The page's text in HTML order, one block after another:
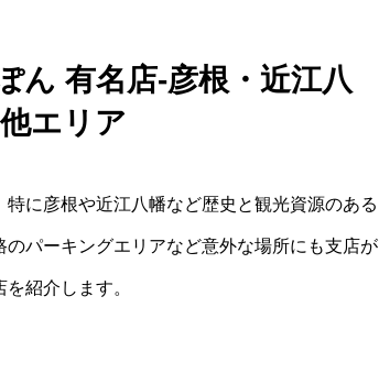
ん 有名店‐彦根・近江八
エリア
に彦根や近江八幡など歴史と観光資源のある
パーキングエリアなど意外な場所にも支店が
紹介します。